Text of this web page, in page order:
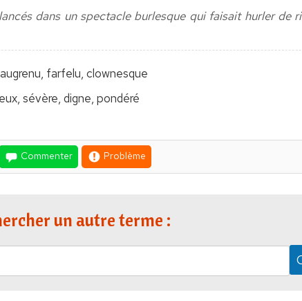
dans un spectacle burlesque qui faisait hurler de
farfelu, clownesque
sévère, digne, pondéré
Commenter Problème
un autre terme :